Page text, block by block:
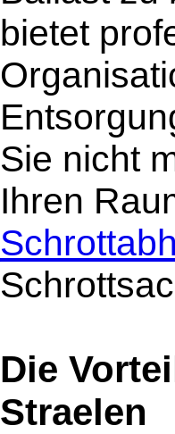
bietet
Sie nicht
Ihren
Die
Straelen